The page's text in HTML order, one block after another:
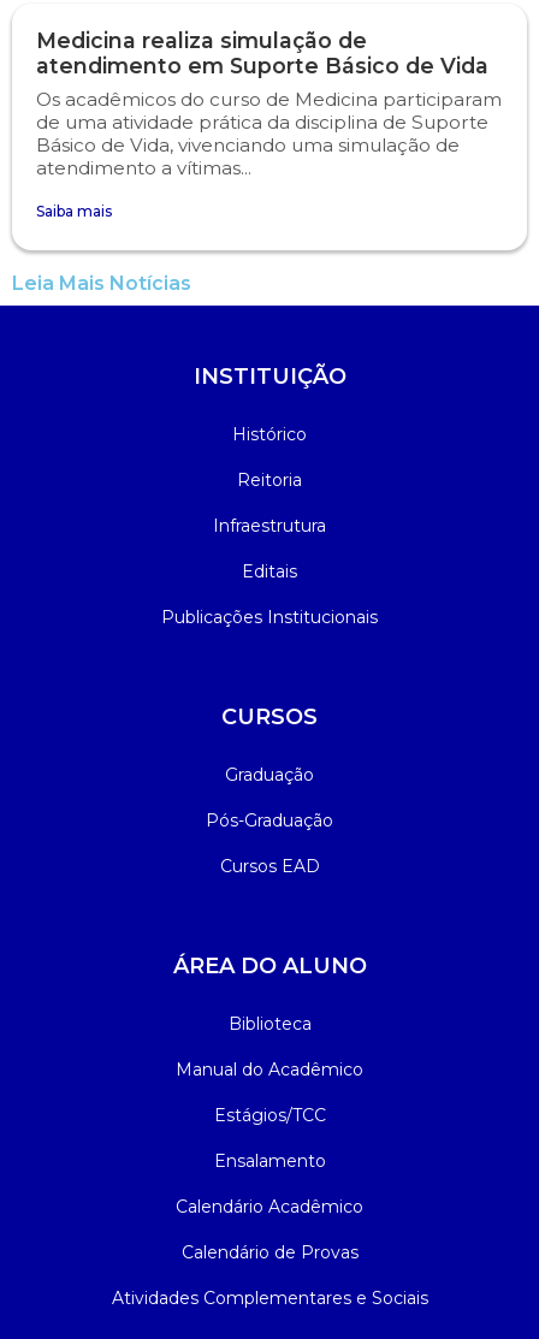
Medicina realiza simulação de
atendimento em Suporte Básico de Vida
Os acadêmicos do curso de Medicina participaram
de uma atividade prática da disciplina de Suporte
Básico de Vida, vivenciando uma simulação de
atendimento a vítimas...
Saiba mais
Leia Mais Notícias
INSTITUIÇÃO
Histórico
Reitoria
Infraestrutura
Editais
Publicações Institucionais
CURSOS
Graduação
Pós-Graduação
Cursos EAD
ÁREA DO ALUNO
Biblioteca
Manual do Acadêmico
Estágios/TCC
Ensalamento
Calendário Acadêmico
Calendário de Provas
Atividades Complementares e Sociais
Sapien
Simulado Preparatório
WhatsApp Campo Real